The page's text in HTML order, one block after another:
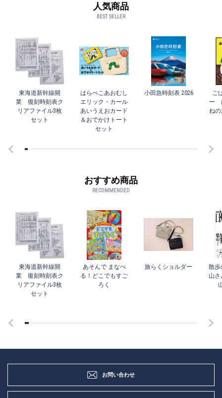
人気商品
BEST SELLER
東海道新幹線開
業 復刻時刻表ク
リアファイル3枚
セット
はらぺこあおむし
エリック・カール
あいうえおカード
＆おでかけトート
セット
小田急時刻表 2026
ご
ー
ね
おすすめ商品
RECOMMENDED
東海道新幹線開
業 復刻時刻表ク
リアファイル3枚
セット
あそんで まなべ
る！どこでもすご
ろく
旅らくショルダー
散歩
山さ
お問い合わせ